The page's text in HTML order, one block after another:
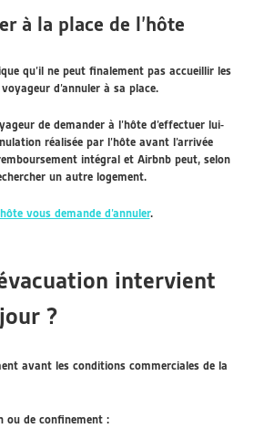
à la place de l’hôte
qu’il ne peut finalement pas accueillir les
d’annuler à sa place.
de demander à l’hôte d’effectuer lui-
réalisée par l’hôte avant l’arrivée
intégral et Airbnb peut, selon
un autre logement.
vous demande d’annuler.
intervient
?
avant les conditions commerciales de la
ou de confinement :